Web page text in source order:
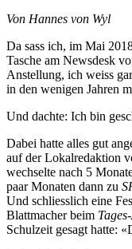
Von Hannes von Wyl
Da sass ich, im Mai
Tasche am Newsdesk
Anstellung, ich weiss
in den wenigen Jahren
Und dachte: Ich bin
Dabei hatte alles gut
auf der Lokalredaktion
wechselte nach 5
paar Monaten dann zu
Und schliesslich eine
Blattmacher beim
Schulzeit gesagt hatte: